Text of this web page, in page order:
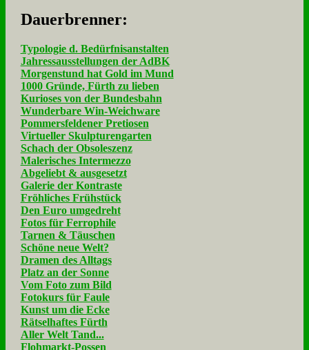
Dau­er­bren­ner:
Typologie d. Bedürfnisanstalten
Jahressausstellungen der AdBK
Morgenstund hat Gold im Mund
1000 Gründe, Fürth zu lieben
Kurioses von der Bundesbahn
Wunderbare Win-Weichware
Pommersfeldener Pretiosen
Virtueller Skulpturengarten
Schach der Obsoleszenz
Malerisches Intermezzo
Abgeliebt & ausgesetzt
Galerie der Kontraste
Fröhliches Frühstück
Den Euro umgedreht
Fotos für Ferrophile
Tarnen & Täuschen
Schöne neue Welt?
Dramen des Alltags
Platz an der Sonne
Vom Foto zum Bild
Fotokurs für Faule
Kunst um die Ecke
Rätselhaftes Fürth
Aller Welt Tand...
Flohmarkt-Possen